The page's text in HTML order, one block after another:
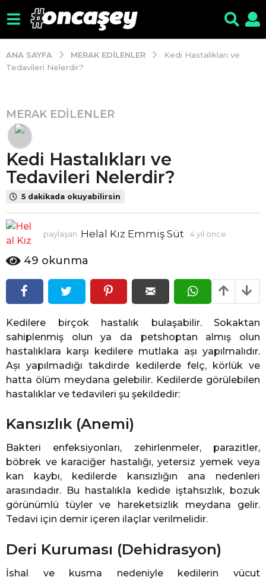
ANA SAYFA MERAK EDILENLER
Kedi Hastalıkları ve
Tedavileri Nelerdir?
4
y
ö
n
c
4
y
ı
n
e
MERAK EDILENLER
Kedi Hastalıkları ve
Tedavileri Nelerdir?
5 dakikada okuyabilirsin
paylaşan Helal Kız Emmiş Süt 4 yıl önce
n
49 okunma
Kedilere birçok hastalık bulaşabilir. Sokaktan
sahiplenmiş olun ya da petshoptan almış olun
hastalıklara karşı kedilere mutlaka așı yapılmalıdır.
Așı yapılmadığı takdirde kedilerde felç, körlük ve
hatta ölüm meydana gelebilir. Kedilerde görülebilen
hastalıklar ve tedavileri şu şekildedir:
Kansızlık (Anemi)
Bakteri enfeksiyonları, zehirlenmeler, parazitler,
böbrek ve karaciğer hastalığı, yetersiz yemek veya
kan kaybı, kedilerde kansızlığın ana nedenleri
arasındadır. Bu hastalıkla kedide iştahsızlık, bozuk
görünümlü tüyler ve hareketsizlik meydana gelir.
Tedavi için demir içeren ilaçlar verilmelidir.
Deri Kuruması (Dehidrasyon)
İshal ve kusma nedeniyle kedilerin vücut